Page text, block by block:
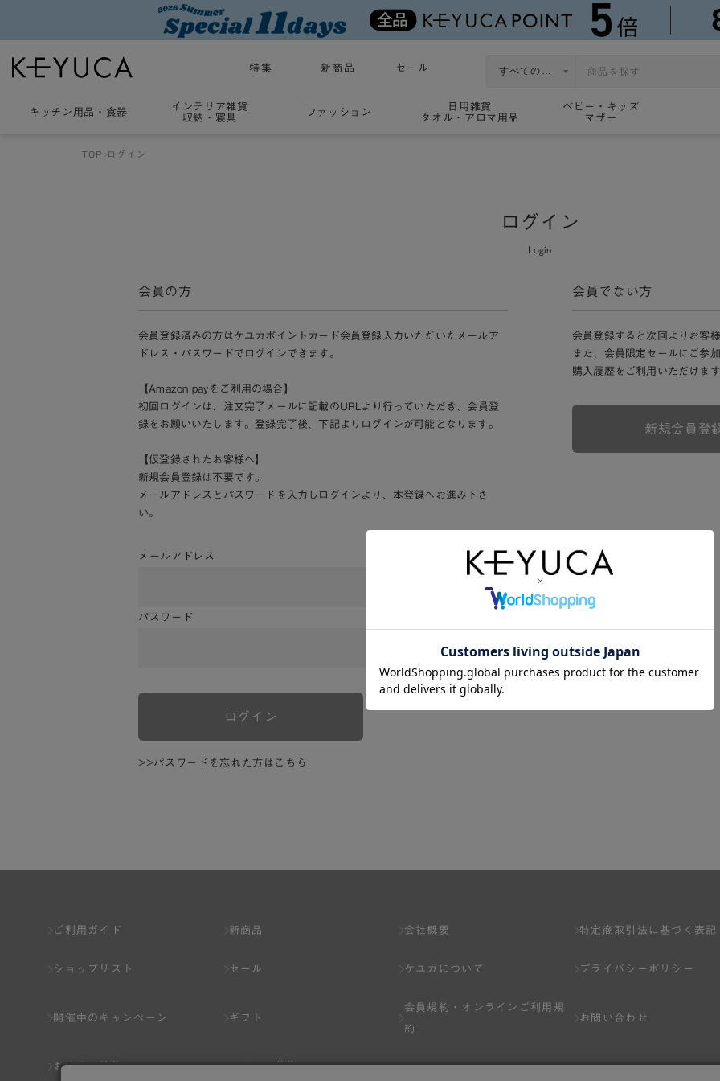
特集 新商品 セール
キッチン用品 ・ 食器
インテリア雑貨
収納・寝具
ファッション
日用雑貨
タオル・アロマ用品
ベビー・キッズ
マザー
TOP ログイン
ログイン
Login
会員の方
会員登録済みの方はケユカポイントカード会員登録入力いただいたメールア
ドレス・パスワードでログインできます。
【Amazon payをご利用の場合】
初回ログインは、注文完了メールに記載のURLより行っていただき、会員登
録をお願いいたします。登録完了後、下記よりログインが可能となります。
【仮登録されたお客様へ】
新規会員登録は不要です。
メールアドレスとパスワードを入力しログインより、本登録へお進み下さ
い。
メールアドレス
パスワード
ログイン
>>パスワードを忘れた方はこちら
会員でない方
会員登録すると次回よりお客
また、会員限定セールにご参
購入履歴をご利用いただけま
新規会員登
ご利用ガイド
ショップリスト
開催中のキャンペーン
おすすめ特集
新商品
セール
ギフト
スタッフ募集
会社概要
ケユカについて
会員規約・
オンラインご利用規
約
Q&A
特定商取引法に基づく表記
プライバシーポリシー
お問い合わせ